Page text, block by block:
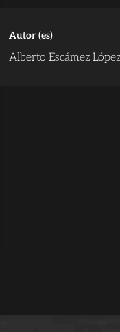
Autor (es)
Alberto Escámez López